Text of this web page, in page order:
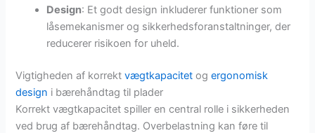
Design: Et godt design inkluderer funktioner som
låsemekanismer og sikkerhedsforanstaltninger, der
reducerer risikoen for uheld.
Vigtigheden af korrektvægtkapacitet ogergonomisk
design i bærehåndtag til plader
Korrekt vægtkapacitet spiller en central rolle i sikkerheden
ved brug af bærehåndtag. Overbelastning kan føre til